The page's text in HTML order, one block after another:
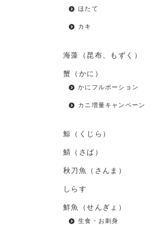
ほたて
カキ
海藻（昆布、もずく）
蟹（かに）
かにフルポーション
カニ増量キャンペーン
鯨（くじら）
鯖（さば）
秋刀魚（さんま）
しらす
鮮魚（せんぎょ）
生食・お刺身